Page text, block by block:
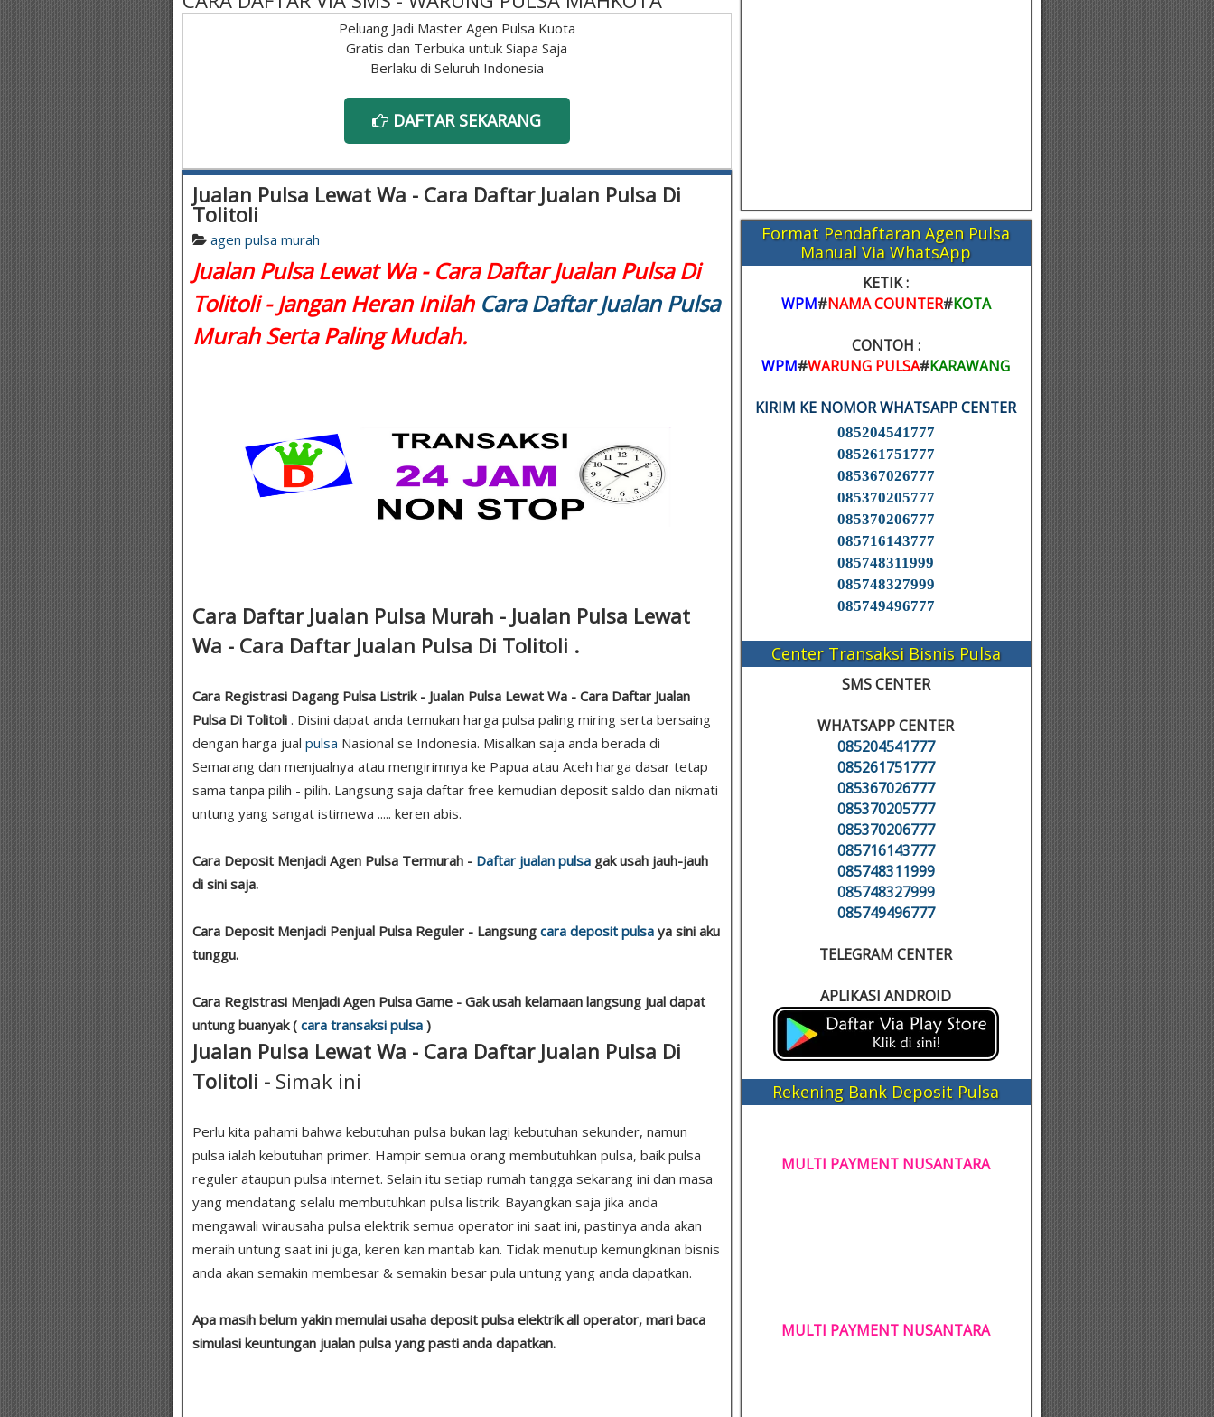
Peluang Jadi Master Agen Pulsa Kuota
Gratis dan Terbuka untuk Siapa Saja
Berlaku di Seluruh Indonesia
DAFTAR SEKARANG
Jualan Pulsa Lewat Wa - Cara Daftar Jualan Pulsa Di
Tolitoli
agen pulsa murah
Jualan Pulsa Lewat Wa - Cara Daftar Jualan Pulsa Di
Tolitoli - Jangan Heran Inilah Cara Daftar Jualan Pulsa
Murah Serta Paling Mudah.
Cara Daftar Jualan Pulsa Murah - Jualan Pulsa Lewat
Wa - Cara Daftar Jualan Pulsa Di Tolitoli .
Cara Registrasi Dagang Pulsa Listrik - Jualan Pulsa Lewat Wa - Cara Daftar Jualan
Pulsa Di Tolitoli . Disini dapat anda temukan harga pulsa paling miring serta bersaing
dengan harga jual pulsa Nasional se Indonesia. Misalkan saja anda berada di
Semarang dan menjualnya atau mengirimnya ke Papua atau Aceh harga dasar tetap
sama tanpa pilih - pilih. Langsung saja daftar free kemudian deposit saldo dan nikmati
untung yang sangat istimewa ..... keren abis.
Cara Deposit Menjadi Agen Pulsa Termurah - Daftar jualan pulsa gak usah jauh-jauh
di sini saja.
Cara Deposit Menjadi Penjual Pulsa Reguler - Langsung cara deposit pulsa ya sini aku
tunggu.
Cara Registrasi Menjadi Agen Pulsa Game - Gak usah kelamaan langsung jual dapat
untung buanyak ( cara transaksi pulsa )
Jualan Pulsa Lewat Wa - Cara Daftar Jualan Pulsa Di
Tolitoli - Simak ini
Perlu kita pahami bahwa kebutuhan pulsa bukan lagi kebutuhan sekunder, namun
pulsa ialah kebutuhan primer. Hampir semua orang membutuhkan pulsa, baik pulsa
reguler ataupun pulsa internet. Selain itu setiap rumah tangga sekarang ini dan masa
yang mendatang selalu membutuhkan pulsa listrik. Bayangkan saja jika anda
mengawali wirausaha pulsa elektrik semua operator ini saat ini, pastinya anda akan
meraih untung saat ini juga, keren kan mantab kan. Tidak menutup kemungkinan bisnis
anda akan semakin membesar & semakin besar pula untung yang anda dapatkan.
Apa masih belum yakin memulai usaha deposit pulsa elektrik all operator, mari baca
simulasi keuntungan jualan pulsa yang pasti anda dapatkan.
Format Pendaftaran Agen Pulsa
Manual Via WhatsApp
KETIK :
WPM#NAMA COUNTER#KOTA
CONTOH :
WPM#WARUNG PULSA#KARAWANG
KIRIM KE NOMOR WHATSAPP CENTER
085204541777
085261751777
085367026777
085370205777
085370206777
085716143777
085748311999
085748327999
085749496777
Center Transaksi Bisnis Pulsa
SMS CENTER
WHATSAPP CENTER
085204541777
085261751777
085367026777
085370205777
085370206777
085716143777
085748311999
085748327999
085749496777
TELEGRAM CENTER
APLIKASI ANDROID
Rekening Bank Deposit Pulsa
MULTI PAYMENT NUSANTARA
MULTI PAYMENT NUSANTARA